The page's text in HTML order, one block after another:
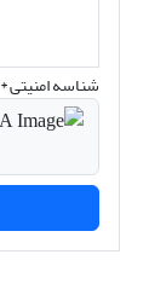
شناسه امنیتی *